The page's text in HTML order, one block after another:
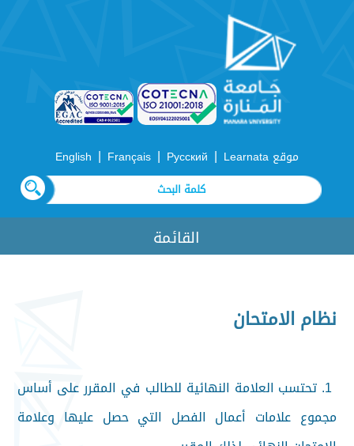
موقع Learnata |
Русский
|
Français
|
English
القائمة
نظام الامتحان
1. تحتسب العلامة النهائية للطالب في المقرر على أساس
مجموع علامات أعمال الفصل التي حصل عليها وعلامة